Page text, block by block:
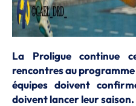
La Proligue continue
rencontres au
équipes doivent
doivent lancer leur